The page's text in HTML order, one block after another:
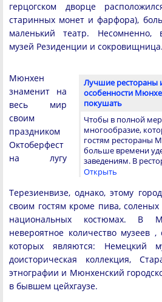
герцогском дворце
старинных монет и фарфора),
маленький театр. Несомненно,
музей Резиденции и сокровищница.
Лучшие рестораны
особенности
покушать
Чтобы в полной
многообразие,
гостям рестораны
больше времени
заведениям. В
Открыть
Мюнхен
знаменит на
весь мир
своим
праздником
Октоберфест
на лугу
Терезиенвизе, однако, этому
своим гостям кроме пива,
национальных костюмах. В
невероятное количество
которых являются: Немецкий
доисторическая коллекция,
этнографии и Мюнхенский
в бывшем цейхгаузе.